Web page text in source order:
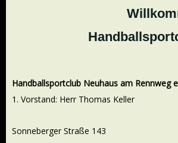
Handballsportclub Neuhaus am Rennweg
1. Vorstand: Herr Thomas Keller
Sonneberger Straße 143